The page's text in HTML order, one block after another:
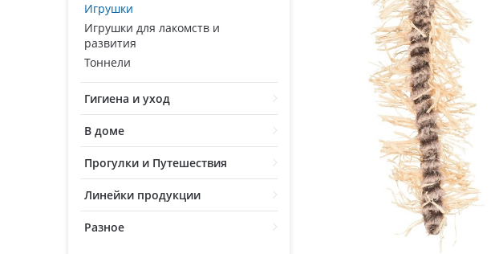
Игрушки
Игрушки для лакомств и
развития
Тоннели
Гигиена и уход
В доме
Прогулки и Путешествия
Линейки продукции
Разное